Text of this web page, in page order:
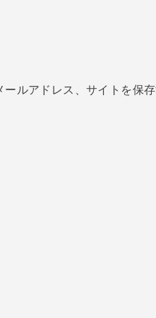
ルアドレス、サイトを保